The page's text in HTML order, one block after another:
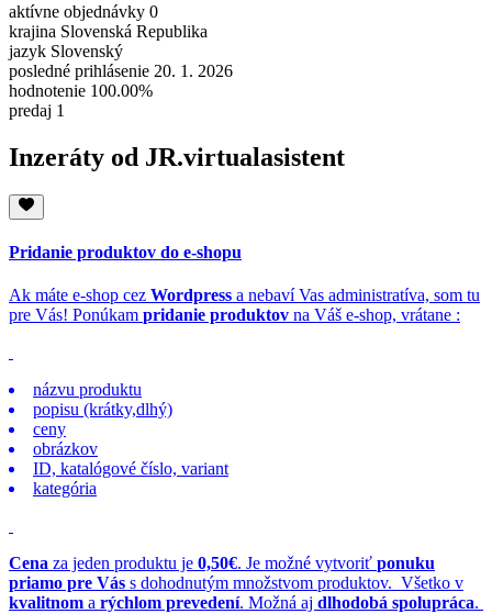
aktívne objednávky 0
krajina Slovenská Republika
jazyk Slovenský
posledné prihlásenie 20. 1. 2026
hodnotenie 100.00%
predaj 1
Inzeráty od JR.virtualasistent
Pridanie produktov do e-shopu
Ak máte e-shop cez Wordpress a nebaví Vas administratíva, som tu
pre Vás! Ponúkam pridanie produktov na Váš e-shop, vrátane :
názvu produktu
popisu (krátky,dlhý)
ceny
obrázkov
ID, katalógové číslo, variant
kategória
Cena za jeden produktu je 0,50€. Je možné vytvoriť ponuku
priamo pre Vás s dohodnutým množstvom produktov. Všetko v
kvalitnom a rýchlom prevedení. Možná aj dlhodobá spolupráca.